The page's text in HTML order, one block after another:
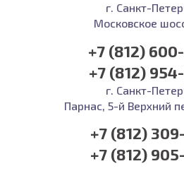
г. Санкт-
Московское
+7 (812)
+7 (812)
г. Санкт-
Парнас, 5-й Верхний
+7 (812)
+7 (812)